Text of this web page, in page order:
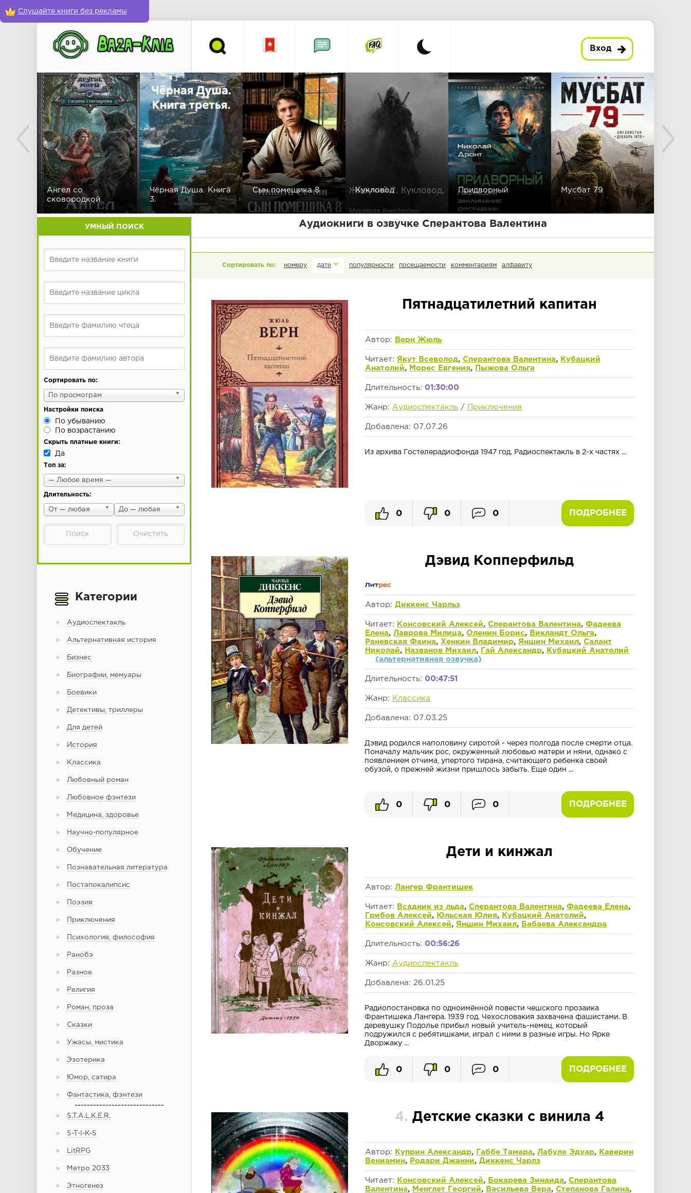
Слушайте книги без рекламы
Вход
Ангел со
сковородкой
Чёрная Душа. Книга
3.
Сын помещика 8 Кукловод Придворный Мусбат 79
УМНЫЙ ПОИСК
Сортировать по:
По просмотрам
Настройки поиска
По убыванию
По возрастанию
Скрыть платные книги:
Да
Топ за:
— Любое время —
Длительность:
От — любая До — любая
Категории
Аудиоспектакль
Альтернативная история
Бизнес
Биографии, мемуары
Боевики
Детективы, триллеры
Для детей
История
Классика
Любовный роман
Любовное фэнтези
Медицина, здоровье
Научно-популярное
Обучение
Познавательная литература
Постапокалипсис
Поэзия
Приключения
Психология, философия
Ранобэ
Разное
Религия
Роман, проза
Сказки
Ужасы, мистика
Эзотерика
Юмор, сатира
Фантастика, фэнтези
-----------------------------
S.T.A.L.K.E.R.
S-T-I-K-S
LitRPG
Метро 2033
Этногенез
Аудиокниги в озвучке Сперантова Валентина
номеру дате популярности посещаемости комментариям алфавиту
Пятнадцатилетний капитан
Автор: Верн Жюль
Читает: Якут Всеволод, Сперантова Валентина,
Кубацкий
Анатолий, Морес Евгения, Пыжова Ольга
Длительность: 01:30:00
Жанр: Аудиоспектакль / Приключения
Добавлена: 07.07.26
Из архива Гостелерадиофонда 1947 год. Радиоспектакль в 2-х частях ...
ПОДРОБНЕЕ
0 0 0
Дэвид Копперфильд
Автор: Диккенс Чарльз
Читает: Консовский Алексей, Сперантова Валентина, Фадеева
Елена, Лаврова Милица, Оленин Борис, Викландт Ольга,
Раневская Фаина, Хенкин Владимир, Яншин Михаил, Салант
Николай, Названов Михаил, Гай Александр,
Кубацкий Анатолий
(альтернативная озвучка)
Длительность: 00:47:51
Жанр: Классика
Добавлена: 07.03.25
Дэвид родился наполовину сиротой - через полгода после смерти отца.
Поначалу мальчик рос, окруженный любовью матери и няни, однако с
появлением отчима, упертого тирана, считающего ребенка своей
обузой, о прежней жизни пришлось забыть. Еще один ...
ПОДРОБНЕЕ
0 0 0
Дети и кинжал
Автор: Лангер Франтишек
Читает: Всадник из льда, Сперантова Валентина, Фадеева Елена,
Грибов Алексей, Юльская Юлия, Кубацкий Анатолий,
Консовский Алексей, Яншин Михаил, Бабаева Александра
Длительность: 00:56:26
Жанр: Аудиоспектакль
Добавлена: 26.01.25
Радиопостановка по одноимённой повести чешского прозаика
Франтишека Лангера. 1939 год. Чехословакия захвачена фашистами. В
деревушку Подолье прибыл новый учитель-немец, который
подружился с ребятишками, играл с ними в разные игры. Но Ярке
Дворжаку ...
ПОДРОБНЕЕ
0 0 0
4. Детские сказки с винила 4
Автор: Куприн Александр, Габбе Тамара, Лабуле Эдуар,
Каверин
Вениамин, Родари Джанни, Диккенс Чарлз
Читает: Консовский Алексей, Бокарева Зинаида, Сперантова
Валентина, Менглет Георгий, Васильева Вера, Степанова Галина,